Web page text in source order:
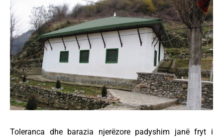
Toleranca dhe barazia njerëzore padyshim janë fryt i